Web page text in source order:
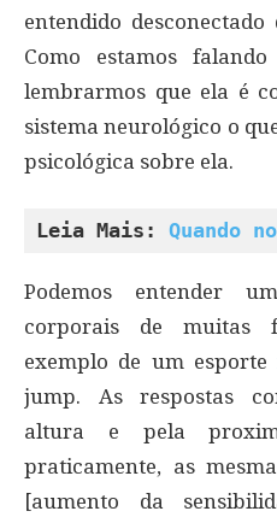
entendido
Como estamos
lembrarmos que ela é
sistema neurológico o
psicológica sobre ela.
Leia Mais: Quando
Podemos entender
corporais de muitas
exemplo de um esporte
jump. As respostas
altura e pela
praticamente, as
[aumento da